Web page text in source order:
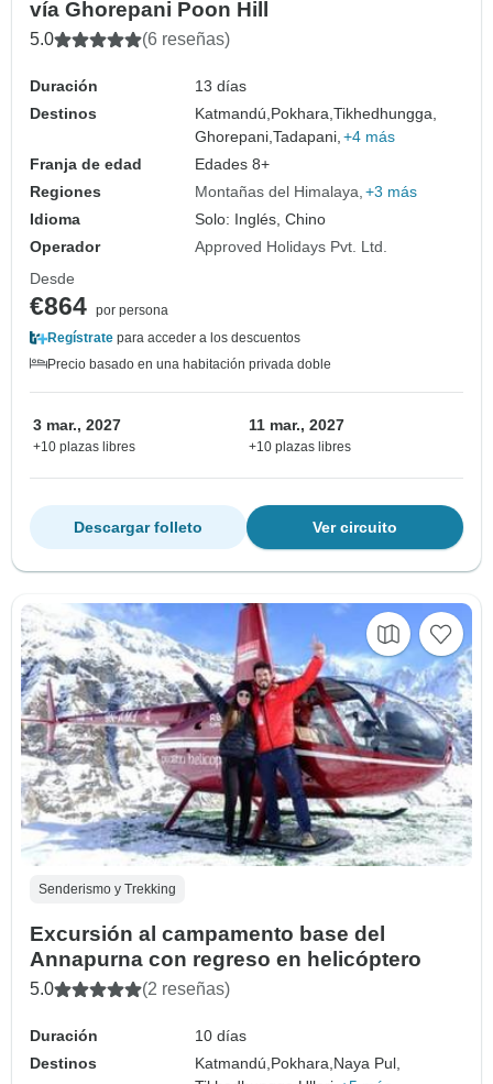
vía Ghorepani Poon Hill
5.0 (6 reseñas)
Duración
13 días
Destinos
Katmandú,Pokhara,Tikhedhungga,
Ghorepani,Tadapani, +4 más
Franja de edad
Edades 8+
Regiones
Montañas del Himalaya +3 más
Idioma
Solo: Inglés, Chino
Operador
Approved Holidays Pvt. Ltd.
Desde
€864 por persona
Regístrate para acceder a los descuentos
Precio basado en una habitación privada doble
3 mar., 2027
+10 plazas libres
11 mar., 2027
+10 plazas libres
Ver circuito
Descargar folleto
Senderismo y Trekking
Excursión al campamento base del
Annapurna con regreso en helicóptero
5.0 (2 reseñas)
Duración
10 días
Destinos
Katmandú,Pokhara,Naya Pul,